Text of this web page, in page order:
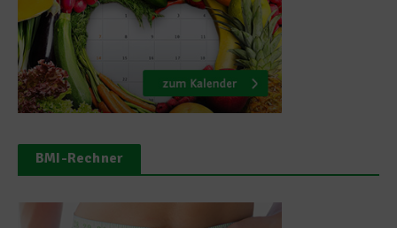
BMI-Rechner